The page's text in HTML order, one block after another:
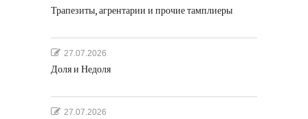
Трапезиты, агрентарии и прочие тамплиеры
27.07.2026
Доля и Недоля
27.07.2026